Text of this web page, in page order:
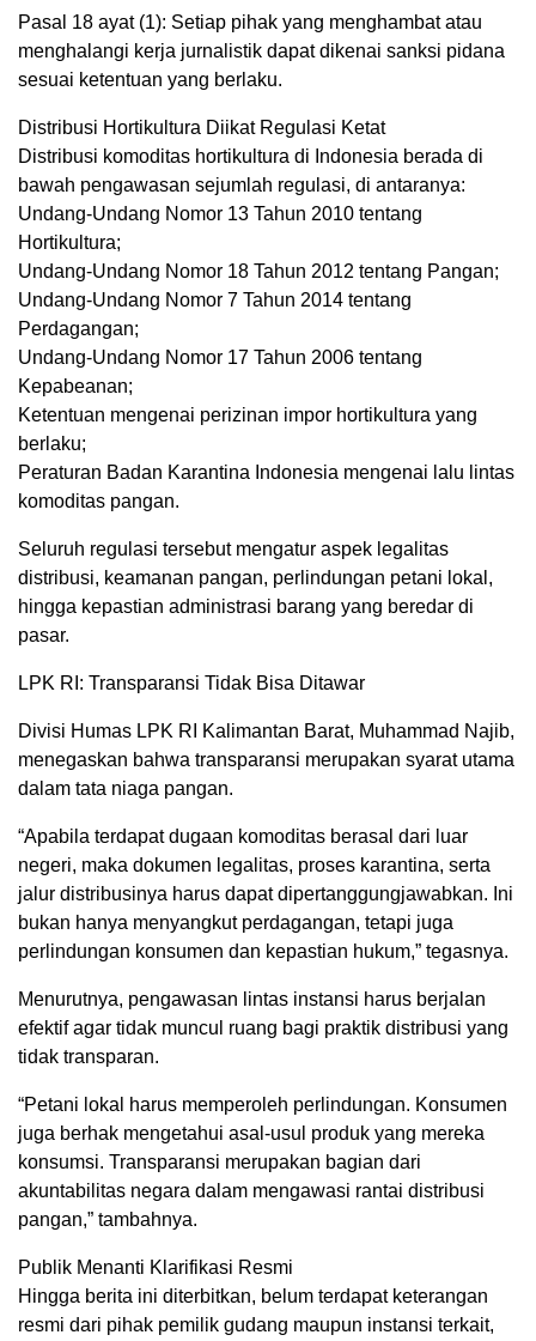
Pasal 18 ayat (1): Setiap pihak yang menghambat atau
menghalangi kerja jurnalistik dapat dikenai sanksi pidana
sesuai ketentuan yang berlaku.
Distribusi Hortikultura Diikat Regulasi Ketat
Distribusi komoditas hortikultura di Indonesia berada di
bawah pengawasan sejumlah regulasi, di antaranya:
Undang-Undang Nomor 13 Tahun 2010 tentang
Hortikultura;
Undang-Undang Nomor 18 Tahun 2012 tentang Pangan;
Undang-Undang Nomor 7 Tahun 2014 tentang
Perdagangan;
Undang-Undang Nomor 17 Tahun 2006 tentang
Kepabeanan;
Ketentuan mengenai perizinan impor hortikultura yang
berlaku;
Peraturan Badan Karantina Indonesia mengenai lalu lintas
komoditas pangan.
Seluruh regulasi tersebut mengatur aspek legalitas
distribusi, keamanan pangan, perlindungan petani lokal,
hingga kepastian administrasi barang yang beredar di
pasar.
LPK RI: Transparansi Tidak Bisa Ditawar
Divisi Humas LPK RI Kalimantan Barat, Muhammad Najib,
menegaskan bahwa transparansi merupakan syarat utama
dalam tata niaga pangan.
“Apabila terdapat dugaan komoditas berasal dari luar
negeri, maka dokumen legalitas, proses karantina, serta
jalur distribusinya harus dapat dipertanggungjawabkan. Ini
bukan hanya menyangkut perdagangan, tetapi juga
perlindungan konsumen dan kepastian hukum,” tegasnya.
Menurutnya, pengawasan lintas instansi harus berjalan
efektif agar tidak muncul ruang bagi praktik distribusi yang
tidak transparan.
“Petani lokal harus memperoleh perlindungan. Konsumen
juga berhak mengetahui asal-usul produk yang mereka
konsumsi. Transparansi merupakan bagian dari
akuntabilitas negara dalam mengawasi rantai distribusi
pangan,” tambahnya.
Publik Menanti Klarifikasi Resmi
Hingga berita ini diterbitkan, belum terdapat keterangan
resmi dari pihak pemilik gudang maupun instansi terkait,